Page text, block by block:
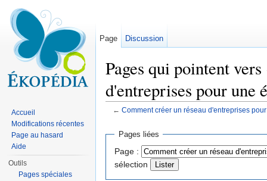
Pages qui pointent
d'entreprises pour une
← Comment créer un réseau d'entreprises
Pages liées
Page :
sélection
Page Discussion
Accueil
Modifications récentes
Page au hasard
Aide
Outils
Pages spéciales